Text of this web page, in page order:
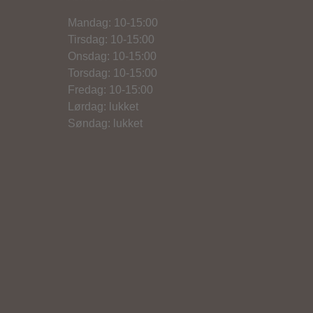
Mandag: 10-15:00
Tirsdag: 10-15:00
Onsdag: 10-15:00
Torsdag: 10-15:00
Fredag: 10-15:00
Lørdag: lukket
Søndag: lukket